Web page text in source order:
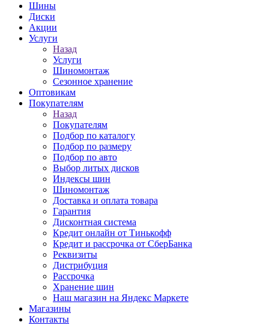
Шины
Диски
Акции
Услуги
Назад
Услуги
Шиномонтаж
Сезонное хранение
Оптовикам
Покупателям
Назад
Покупателям
Подбор по каталогу
Подбор по размеру
Подбор по авто
Выбор литых дисков
Индексы шин
Шиномонтаж
Доставка и оплата товара
Гарантия
Дисконтная система
Кредит онлайн от Тинькофф
Кредит и рассрочка от СберБанка
Реквизиты
Дистрибуция
Рассрочка
Хранение шин
Наш магазин на Яндекс Маркете
Магазины
Контакты